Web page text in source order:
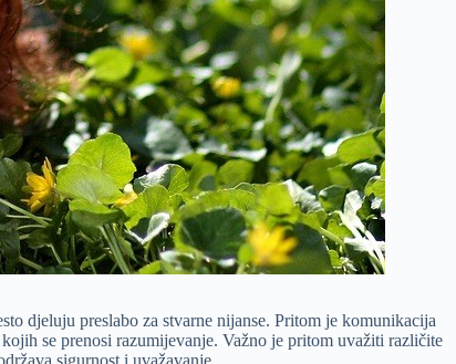
djeluju preslabo za stvarne nijanse. Pritom je komunikacija
se prenosi razumijevanje. Važno je pritom uvažiti različite
sigurnost i uvažavanje.